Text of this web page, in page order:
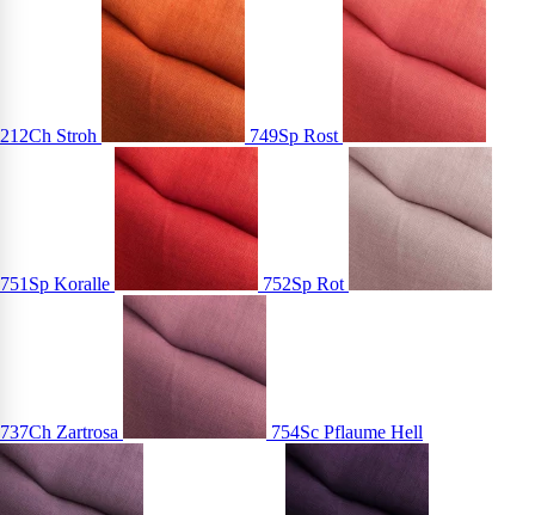
212Ch Stroh 749Sp Rost
751Sp Koralle 752Sp Rot
737Ch Zartrosa 754Sc Pflaume Hell